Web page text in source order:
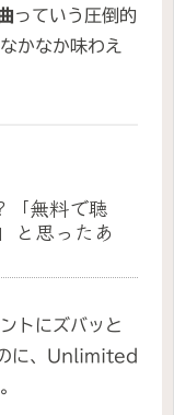
っていう圧倒的
かなか味わえ
「無料で聴
と思ったあ
トにズバッと
に、Unlimited